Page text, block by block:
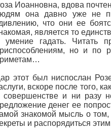
Иоанновна, вдова
она давно уже не
что они ее
является то
умение гадать. Читать
но и по
этот был ниспослан
вскоре после того,
совершенстве и ни разу
денег ее
знакомой мысль о том,
и распорядиться